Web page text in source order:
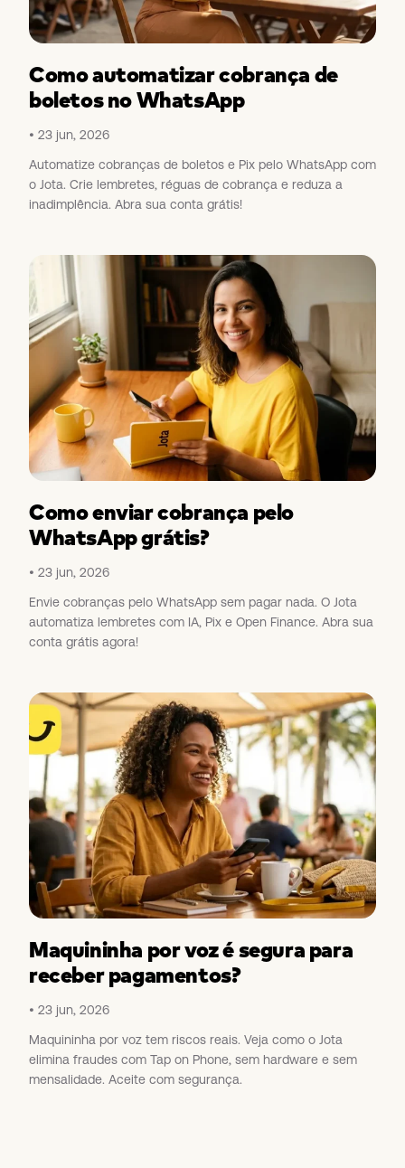
Como automatizar cobrança de
boletos no WhatsApp
23 jun, 2026
Automatize cobranças de boletos e Pix pelo WhatsApp com
o Jota. Crie lembretes, réguas de cobrança e reduza a
inadimplência. Abra sua conta grátis!
Como enviar cobrança pelo
WhatsApp grátis?
23 jun, 2026
Envie cobranças pelo WhatsApp sem pagar nada. O Jota
automatiza lembretes com IA, Pix e Open Finance. Abra sua
conta grátis agora!
Maquininha por voz é segura para
receber pagamentos?
23 jun, 2026
Maquininha por voz tem riscos reais. Veja como o Jota
elimina fraudes com Tap on Phone, sem hardware e sem
mensalidade. Aceite com segurança.